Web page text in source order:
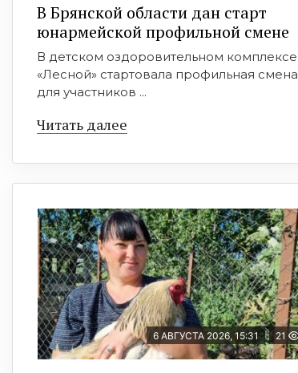
В Брянской области дан старт
юнармейской профильной смене
В детском оздоровительном комплексе
«Лесной» стартовала профильная смена
для участников ...
Читать далее
6 АВГУСТА 2026, 15:31 21